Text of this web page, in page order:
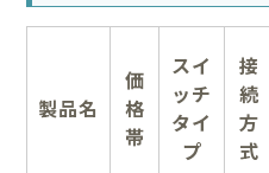
製品名
価
格
帯
スイ
ッチ
タイ
プ
接
続
方
式